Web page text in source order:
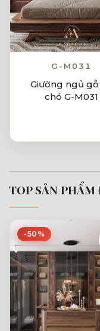
G-M031
Giường ngủ
chó G-M031
TOP SẢN PHẨM
-50%